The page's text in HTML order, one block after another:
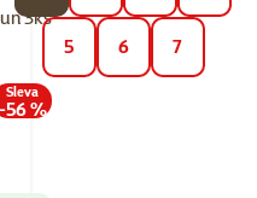
3ks
Sleva
%
5 6 7